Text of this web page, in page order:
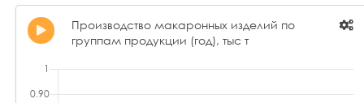
Производство макаронных изделий по
группам продукции (год), тыс т